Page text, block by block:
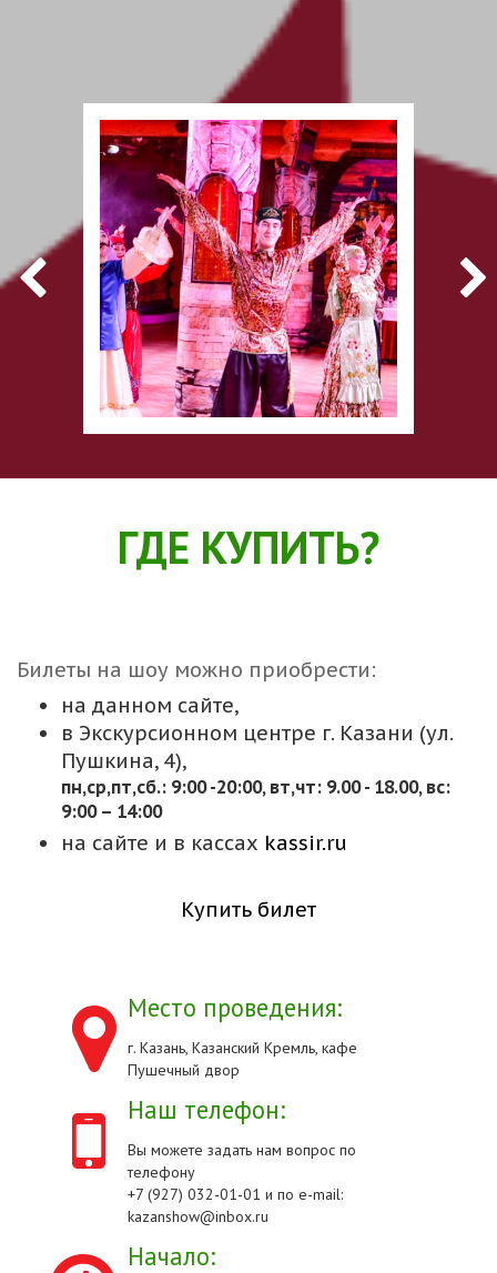
ГДЕ КУПИТЬ?
Билеты на шоу можно приобрести:
на данном сайте,
в Экскурсионном центре г. Казани (ул.
Пушкина, 4),
пн,cр,пт,сб.: 9:00 -20:00, вт,чт: 9.00 - 18.00, вс:
9:00 – 14:00
на сайте и в кассах kassir.ru
Купить билет
Место проведения:
г. Казань, Казанский Кремль, кафе
Пушечный двор
Наш телефон:
Вы можете задать нам вопрос по
телефону
+7 (927) 032-01-01 и по e-mail:
kazanshow@inbox.ru
Начало: